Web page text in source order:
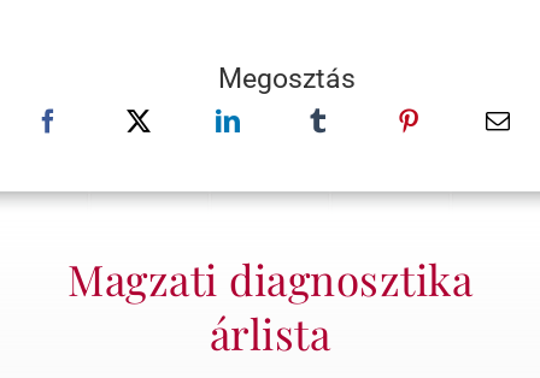
Megosztás
Magzati diagnosztika
árlista